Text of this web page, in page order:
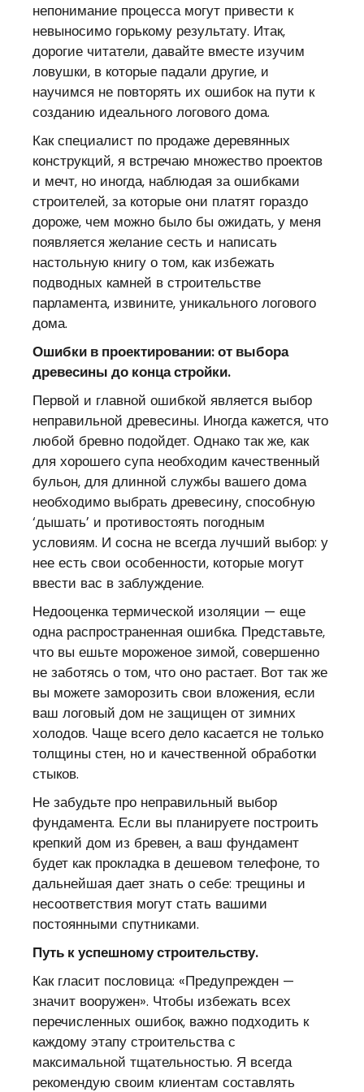
непонимание процесса могут привести к
невыносимо горькому результату. Итак,
дорогие читатели, давайте вместе изучим
ловушки, в которые падали другие, и
научимся не повторять их ошибок на пути к
созданию идеального логового дома.
Как специалист по продаже деревянных
конструкций, я встречаю множество проектов
и мечт, но иногда, наблюдая за ошибками
строителей, за которые они платят гораздо
дороже, чем можно было бы ожидать, у меня
появляется желание сесть и написать
настольную книгу о том, как избежать
подводных камней в строительстве
парламента, извините, уникального логового
дома.
Ошибки в проектировании: от выбора
древесины до конца стройки.
Первой и главной ошибкой является выбор
неправильной древесины. Иногда кажется, что
любой бревно подойдет. Однако так же, как
для хорошего супа необходим качественный
бульон, для длинной службы вашего дома
необходимо выбрать древесину, способную
‘дышать’ и противостоять погодным
условиям. И сосна не всегда лучший выбор: у
нее есть свои особенности, которые могут
ввести вас в заблуждение.
Недооценка термической изоляции — еще
одна распространенная ошибка. Представьте,
что вы ешьте мороженое зимой, совершенно
не заботясь о том, что оно растает. Вот так же
вы можете заморозить свои вложения, если
ваш логовый дом не защищен от зимних
холодов. Чаще всего дело касается не только
толщины стен, но и качественной обработки
стыков.
Не забудьте про неправильный выбор
фундамента. Если вы планируете построить
крепкий дом из бревен, а ваш фундамент
будет как прокладка в дешевом телефоне, то
дальнейшая дает знать о себе: трещины и
несоответствия могут стать вашими
постоянными спутниками.
Путь к успешному строительству.
Как гласит пословица: «Предупрежден —
значит вооружен». Чтобы избежать всех
перечисленных ошибок, важно подходить к
каждому этапу строительства с
максимальной тщательностью. Я всегда
рекомендую своим клиентам составлять